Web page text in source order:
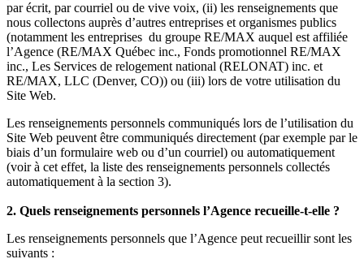
par écrit, par courriel ou de vive voix, (ii) les renseignements que
nous collectons auprès d’autres entreprises et organismes publics
(notamment les entreprises du groupe RE/MAX auquel est affiliée
l’Agence (RE/MAX Québec inc., Fonds promotionnel RE/MAX
inc., Les Services de relogement national (RELONAT) inc. et
RE/MAX, LLC (Denver, CO)) ou (iii) lors de votre utilisation du
Site Web.
Les renseignements personnels communiqués lors de l’utilisation du
Site Web peuvent être communiqués directement (par exemple par le
biais d’un formulaire web ou d’un courriel) ou automatiquement
(voir à cet effet, la liste des renseignements personnels collectés
automatiquement à la section 3).
2. Quels renseignements personnels l’Agence recueille-t-elle ?
Les renseignements personnels que l’Agence peut recueillir sont les
suivants :